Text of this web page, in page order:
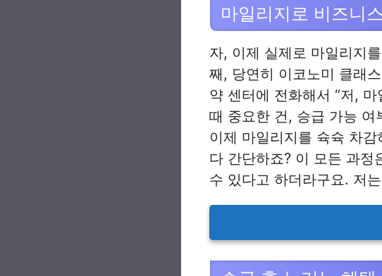
마일리지로 비즈니
자, 이제 실제로 마일리지
째, 당연히 이코노미 클래
약 센터에 전화해서 “저,
때 중요한 건, 승급 가능 여
이제 마일리지를 슉슉 차
다 간단하죠? 이 모든 과
수 있다고 하더라구요. 저